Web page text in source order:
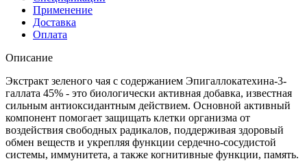
Применение
Доставка
Оплата
Описание
Экстракт зеленого чая с содержанием Эпигаллокатехина-3-
галлата 45% - это биологически активная добавка, известная
сильным антиоксидантным действием. Основной активный
компонент помогает защищать клетки организма от
воздействия свободных радикалов, поддерживая здоровый
обмен веществ и укрепляя функции сердечно-сосудистой
системы, иммунитета, а также когнитивные функции, память.